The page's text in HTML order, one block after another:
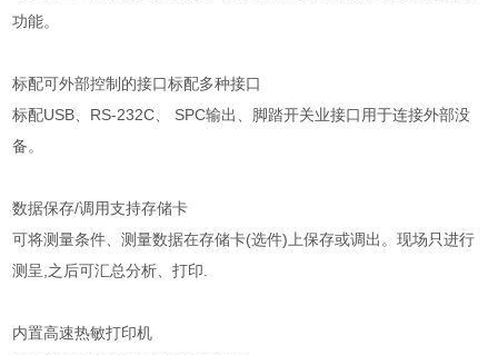
功能。
标配可外部控制的接口标配多种接口
标配USB、RS-232C、 SPC输出、脚踏开关业接口用于连接外部没
备。
数据保存/调用支持存储卡
可将测量条件、测量数据在存储卡(选件)上保存或调出。现场只进行
测呈,之后可汇总分析、打印.
内置高速热敏打印机